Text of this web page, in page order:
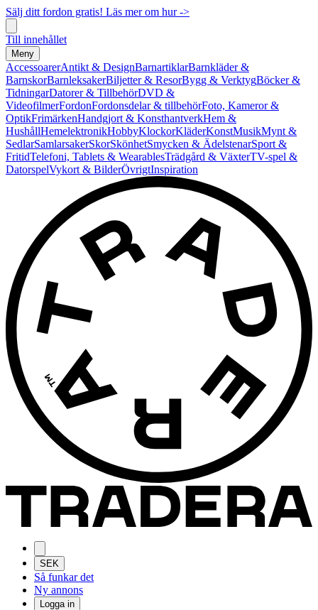
Sälj ditt fordon gratis! Läs mer om hur ->
Till innehållet
Meny
AccessoarerAntikt & DesignBarnartiklarBarnkläder &
BarnskorBarnleksakerBiljetter & ResorBygg & VerktygBöcker &
TidningarDatorer & TillbehörDVD &
VideofilmerFordonFordonsdelar & tillbehörFoto, Kameror &
OptikFrimärkenHandgjort & KonsthantverkHem &
HushållHemelektronikHobbyKlockorKläderKonstMusikMynt &
SedlarSamlarsakerSkorSkönhetSmycken & ÄdelstenarSport &
FritidTelefoni, Tablets & WearablesTrädgård & VäxterTV-spel &
DatorspelVykort & BilderÖvrigtInspiration
SEK
Så funkar det
Ny annons
Logga in